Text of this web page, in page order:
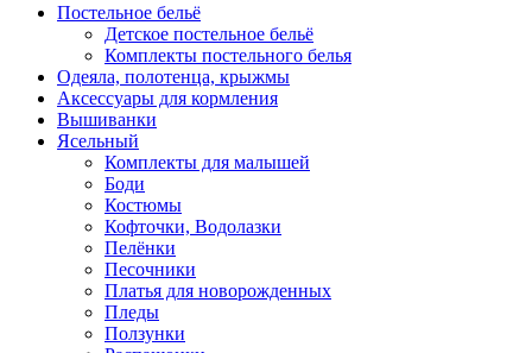
Постельное бельё
Детское постельное бельё
Комплекты постельного белья
Одеяла, полотенца, крыжмы
Аксессуары для кормления
Вышиванки
Ясельный
Комплекты для малышей
Боди
Костюмы
Кофточки, Водолазки
Пелёнки
Песочники
Платья для новорожденных
Пледы
Ползунки